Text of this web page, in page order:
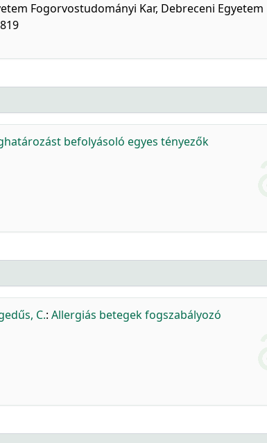
Fogorvostudományi Kar, Debreceni Egyetem
befolyásoló egyes tényezők
C.: Allergiás betegek fogszabályozó